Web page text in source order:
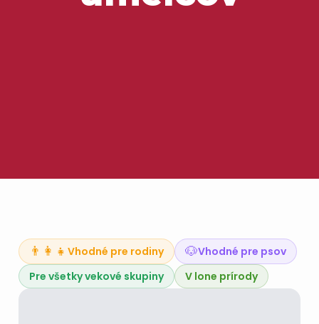
👨‍👩‍👧 Vhodné pre rodiny 🐶Vhodné pre psov
Pre všetky vekové skupiny
V lone prírody